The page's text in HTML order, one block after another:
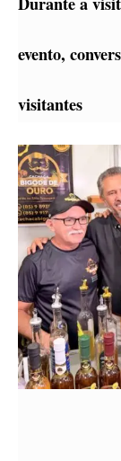
evento,
visitantes